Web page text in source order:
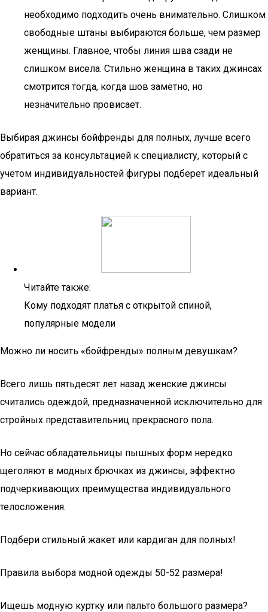
необходимо подходить очень внимательно. Слишком
свободные штаны выбираются больше, чем размер
женщины. Главное, чтобы линия шва сзади не
слишком висела. Стильно женщина в таких джинсах
смотрится тогда, когда шов заметно, но
незначительно провисает.
Выбирая джинсы бойфренды для полных, лучше всего
обратиться за консультацией к специалисту, который с
учетом индивидуальностей фигуры подберет идеальный
вариант.
Читайте также:
Кому подходят платья с открытой спиной,
популярные модели
Можно ли носить «бойфренды» полным девушкам?
Всего лишь пятьдесят лет назад женские джинсы
считались одеждой, предназначенной исключительно для
стройных представительниц прекрасного пола.
Но сейчас обладательницы пышных форм нередко
щеголяют в модных брючках из джинсы, эффектно
подчеркивающих преимущества индивидуального
телосложения.
Подбери стильный жакет или кардиган для полных!
Правила выбора модной одежды 50-52 размера!
Ищешь модную куртку или пальто большого размера?